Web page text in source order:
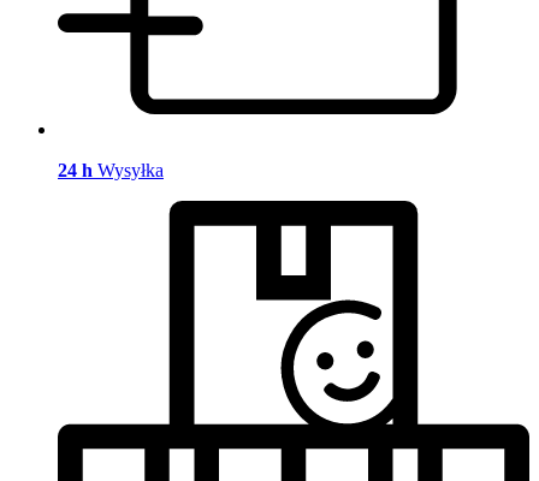
24 h Wysyłka